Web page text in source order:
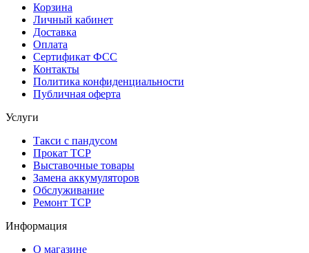
Корзина
Личный кабинет
Доставка
Оплата
Сертификат ФСС
Контакты
Политика конфиденциальности
Публичная оферта
Услуги
Такси с пандусом
Прокат ТСР
Выставочные товары
Замена аккумуляторов
Обслуживание
Ремонт ТСР
Информация
О магазине